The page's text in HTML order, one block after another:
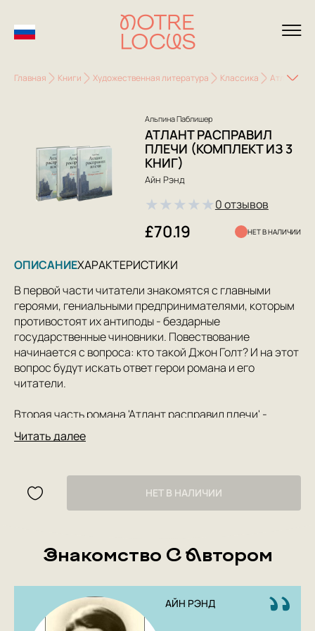
Главная Книги Художественная литература Классика Атлант
Альпина Паблишер
АТЛАНТ РАСПРАВИЛ
ПЛЕЧИ (КОМПЛЕКТ ИЗ 3
КНИГ)
Айн Рэнд
★★★★★0 отзывов
£70.19 НЕТ В НАЛИЧИИ
ОПИСАНИЕХАРАКТЕРИСТИКИ
В первой части читатели знакомятся с главными
героями, гениальными предпринимателями, которым
противостоят их антиподы - бездарные
государственные чиновники. Повествование
начинается с вопроса: кто такой Джон Голт? И на этот
вопрос будут искать ответ герои романа и его
читатели.
Вторая часть романа 'Атлант расправил плечи' -
социальный прогноз. В ситуации, когда
правительство берет курс на 'равные возможности',
состоятельных сделать богатыми никчемных и
бесталанных, проигравшими оказываются все. Запрет
на развитие производства и лоббирование интересов
судеб героев, любовными коллизиями и загадкой, кто
Третья часть романа 'Атлант расправил плечи'
развенчивает заблуждения мечтательных борцов за
Читать далее
НЕТ В НАЛИЧИИ
Знакомство С Автором
АЙН РЭНД